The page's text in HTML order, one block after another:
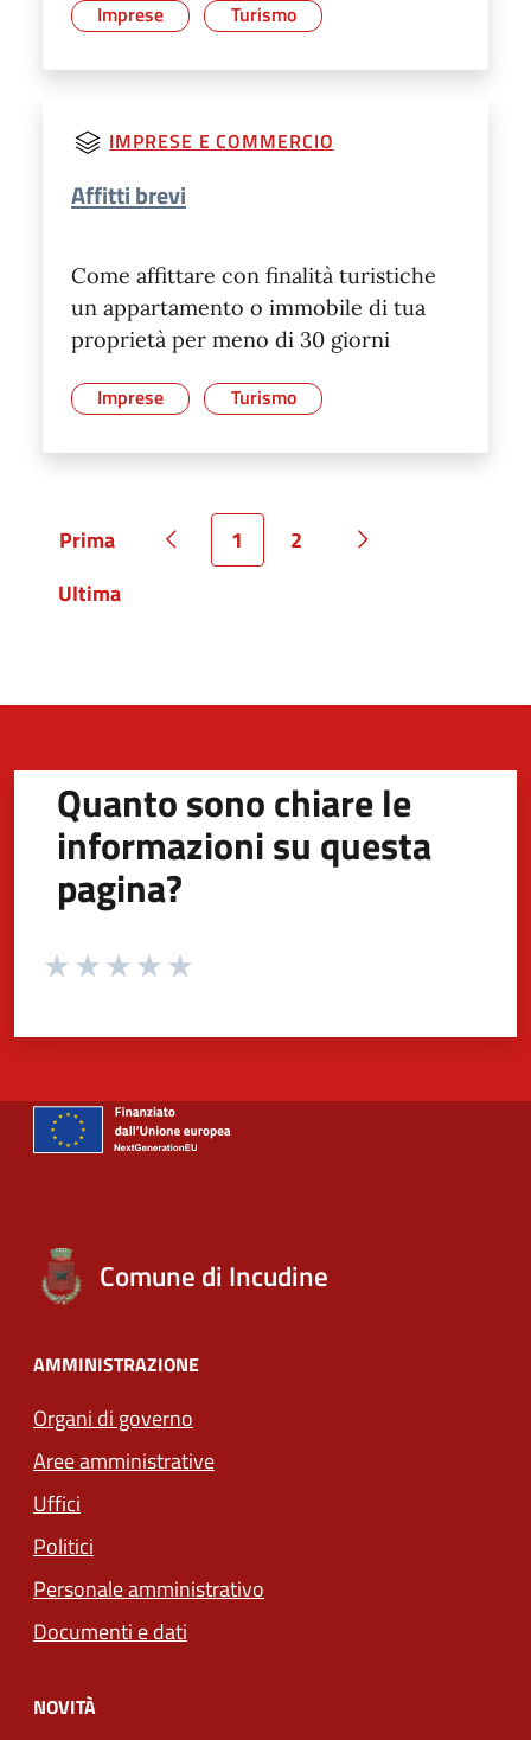
Imprese Turismo
IMPRESE E COMMERCIO
Affitti brevi
Come affittare con finalità turistiche
un appartamento o immobile di tua
proprietà per meno di 30 giorni
Imprese Turismo
Pagina
Prima Pagina precedente
Pagina
1 Pagina
2
Pagina successiva
Pagina
Ultima
Quanto sono chiare le
informazioni su questa
pagina?
Valuta da 1 a 5 stelle la pagina
Comune di Incudine
AMMINISTRAZIONE
Organi di governo
Aree amministrative
Uffici
Politici
Personale amministrativo
Documenti e dati
NOVITÀ